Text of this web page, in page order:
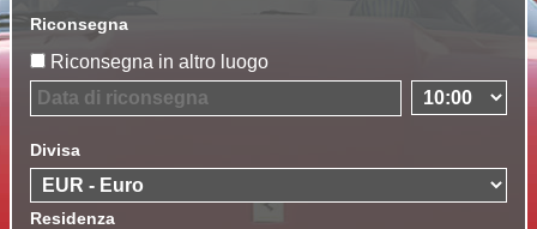
Riconsegna
Riconsegna in altro luogo
Divisa
Residenza